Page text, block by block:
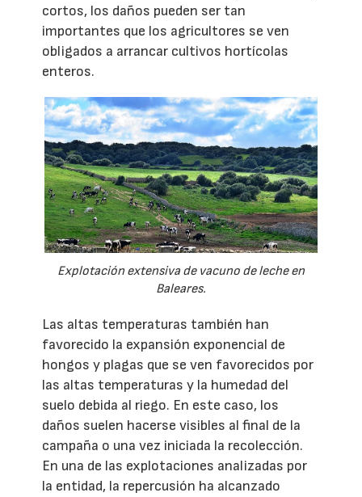
cortos, los daños pueden ser tan
importantes que los agricultores se ven
obligados a arrancar cultivos hortícolas
enteros.
Explotación extensiva de vacuno de leche en
Baleares.
Las altas temperaturas también han
favorecido la expansión exponencial de
hongos y plagas que se ven favorecidos por
las altas temperaturas y la humedad del
suelo debida al riego. En este caso, los
daños suelen hacerse visibles al final de la
campaña o una vez iniciada la recolección.
En una de las explotaciones analizadas por
la entidad, la repercusión ha alcanzado